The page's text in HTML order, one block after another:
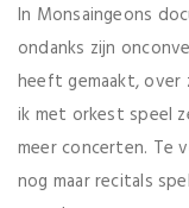
In Monsaingeons
ondanks zijn
heeft gemaakt, over
ik met orkest speel
meer concerten. Te
nog maar recitals